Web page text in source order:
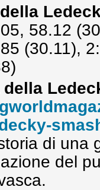
58.12
(30.11),
di una
del